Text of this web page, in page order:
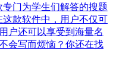
门为学生们解答的搜题
款软件中，用户不仅可
户还可以享受到海量名
会写而烦恼？你还在找